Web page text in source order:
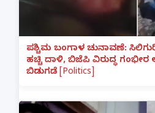
ಪಶ್ಚಿಮ ಬಂಗಾಳ ಚುನಾವಣೆ:
ಹಚ್ಚಿ ದಾಳಿ, ಬಿಜೆಪಿ ವಿರುದ್ಧ
ಬಿಡುಗಡೆ [Politics]